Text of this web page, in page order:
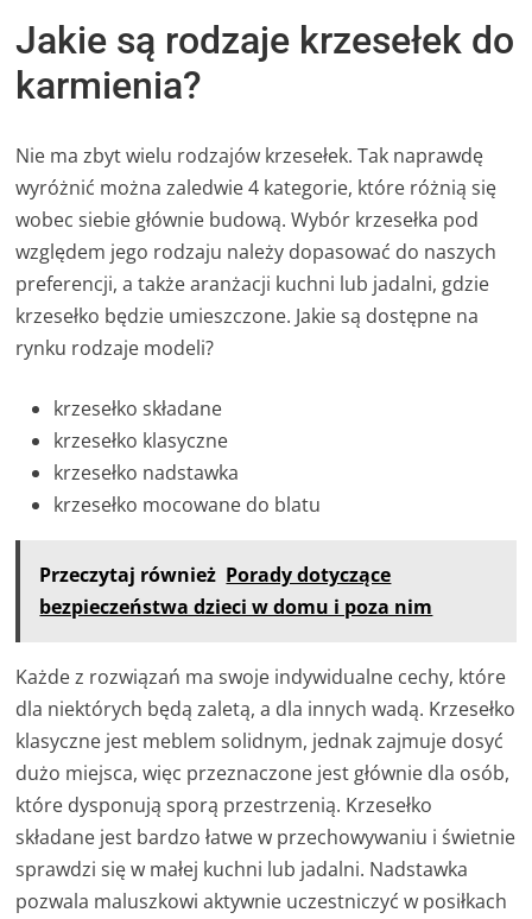
Jakie są rodzaje krzesełek do
karmienia?
Nie ma zbyt wielu rodzajów krzesełek. Tak naprawdę
wyróżnić można zaledwie 4 kategorie, które różnią się
wobec siebie głównie budową. Wybór krzesełka pod
względem jego rodzaju należy dopasować do naszych
preferencji, a także aranżacji kuchni lub jadalni, gdzie
krzesełko będzie umieszczone. Jakie są dostępne na
rynku rodzaje modeli?
krzesełko składane
krzesełko klasyczne
krzesełko nadstawka
krzesełko mocowane do blatu
Przeczytaj również Porady dotyczące
bezpieczeństwa dzieci w domu i poza nim
Każde z rozwiązań ma swoje indywidualne cechy, które
dla niektórych będą zaletą, a dla innych wadą. Krzesełko
klasyczne jest meblem solidnym, jednak zajmuje dosyć
dużo miejsca, więc przeznaczone jest głównie dla osób,
które dysponują sporą przestrzenią. Krzesełko
składane jest bardzo łatwe w przechowywaniu i świetnie
sprawdzi się w małej kuchni lub jadalni. Nadstawka
pozwala maluszkowi aktywnie uczestniczyć w posiłkach